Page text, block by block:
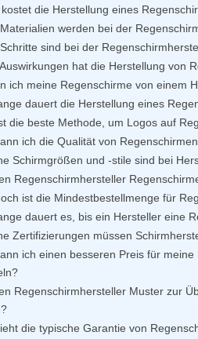
die Herstellung eines
werden bei der
sind bei der
hat die Herstellung von
ich meine Regenschirme von einem
dauert die Herstellung eines
die beste Methode, um Logos auf
ich die Qualität von
Schirmgrößen und -stile sind bei
Regenschirmhersteller
ist die Mindestbestellmenge für
dauert es, bis ein Hersteller eine
Zertifizierungen müssen
ich einen besseren Preis für
Regenschirmhersteller Muster zur
die typische Garantie von